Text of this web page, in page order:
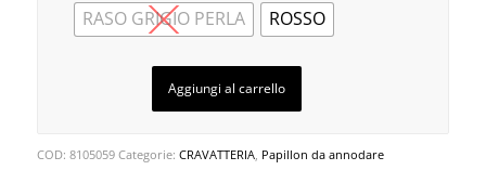
RASO GRIGIO PERLA
ROSSO
Aggiungi al carrello
COD: 8105059 Categorie: CRAVATTERIA, Papillon da annodare